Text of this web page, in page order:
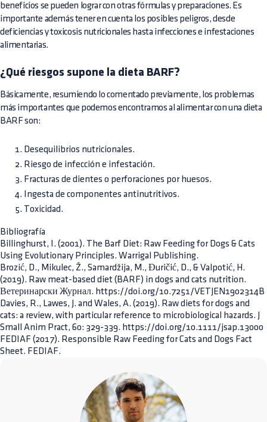
beneficios se pueden lograr con otras fórmulas y preparaciones. Es
importante además tener en cuenta los posibles peligros, desde
deficiencias y toxicosis nutricionales hasta infecciones e infestaciones
alimentarias.
¿Qué riesgos supone la dieta BARF?
Básicamente, resumiendo lo comentado previamente, los problemas
más importantes que podemos encontramos al alimentar con una dieta
BARF son:
Desequilibrios nutricionales.
Riesgo de infección e infestación.
Fracturas de dientes o perforaciones por huesos.
Ingesta de componentes antinutritivos.
Toxicidad.
Bibliografía
Billinghurst, I. (2001). The Barf Diet: Raw Feeding for Dogs & Cats
Using Evolutionary Principles. Warrigal Publishing.
Brozić, D., Mikulec, Ž., Samardžija, M., Đuričić, D., & Valpotić, H.
(2019). Raw meat-based diet (BARF) in dogs and cats nutrition.
Ветеринарски Журнал. https://doi.org/10.7251/VETJEN1902314B
Davies, R., Lawes, J. and Wales, A. (2019). Raw diets for dogs and
cats: a review, with particular reference to microbiological hazards. J
Small Anim Pract, 60: 329-339. https://doi.org/10.1111/jsap.13000
FEDIAF (2017). Responsible Raw Feeding for Cats and Dogs Fact
Sheet. FEDIAF.